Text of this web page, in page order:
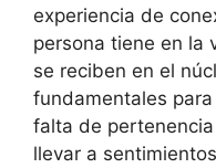
experiencia de
persona tiene en la
se reciben en el
fundamentales
falta de
llevar a